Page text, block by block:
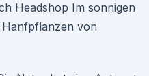
Headshop Im sonnigen
Hanfpflanzen von